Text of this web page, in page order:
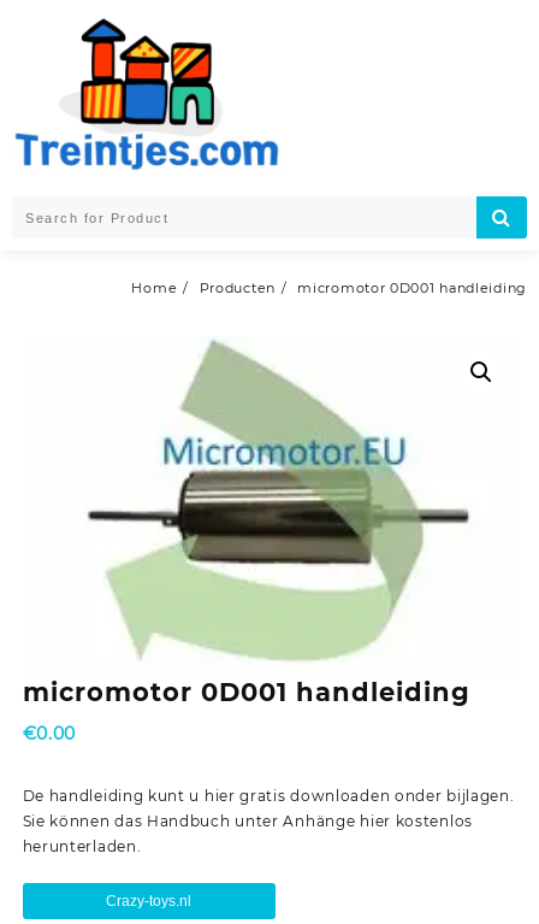
Home Producten micromotor 0D001 handleiding
micromotor 0D001 handleiding
€0.00
De handleiding kunt u hier gratis downloaden onder bijlagen.
Sie können das Handbuch unter Anhänge hier kostenlos
herunterladen.
Crazy-toys.nl